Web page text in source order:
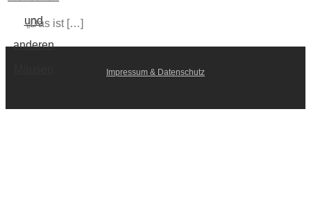
„Das ist […]
Impressum & Datenschutz